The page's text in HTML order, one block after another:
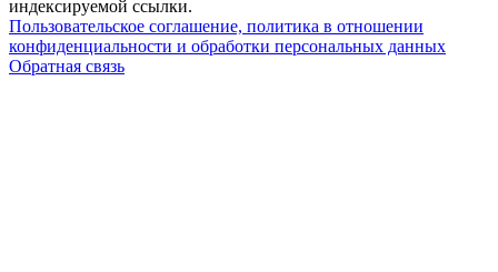
индексируемой ссылки.
Пользовательское соглашение, политика в отношении
конфиденциальности и обработки персональных данных
Обратная связь